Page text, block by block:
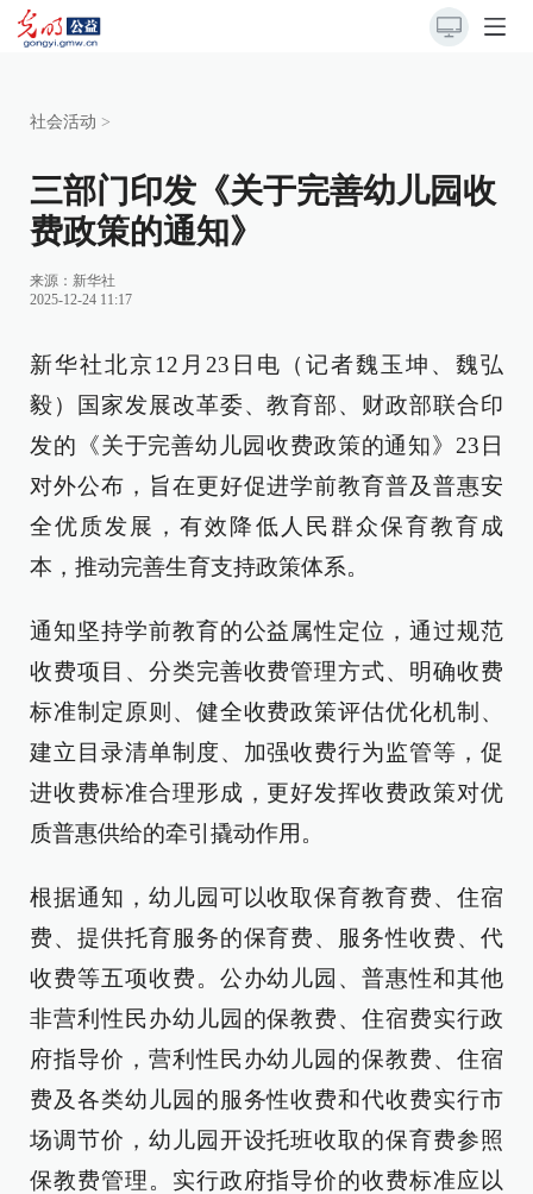
社会活动 >
三部门印发《关于完善幼儿园收
费政策的通知》
来源： 新华社
2025-12-24 11:17
新华社北京12月23日电（记者魏玉坤、魏弘
毅）国家发展改革委、教育部、财政部联合印
发的《关于完善幼儿园收费政策的通知》23日
对外公布，旨在更好促进学前教育普及普惠安
全优质发展，有效降低人民群众保育教育成
本，推动完善生育支持政策体系。
通知坚持学前教育的公益属性定位，通过规范
收费项目、分类完善收费管理方式、明确收费
标准制定原则、健全收费政策评估优化机制、
建立目录清单制度、加强收费行为监管等，促
进收费标准合理形成，更好发挥收费政策对优
质普惠供给的牵引撬动作用。
根据通知，幼儿园可以收取保育教育费、住宿
费、提供托育服务的保育费、服务性收费、代
收费等五项收费。公办幼儿园、普惠性和其他
非营利性民办幼儿园的保教费、住宿费实行政
府指导价，营利性民办幼儿园的保教费、住宿
费及各类幼儿园的服务性收费和代收费实行市
场调节价，幼儿园开设托班收取的保育费参照
保教费管理。实行政府指导价的收费标准应以